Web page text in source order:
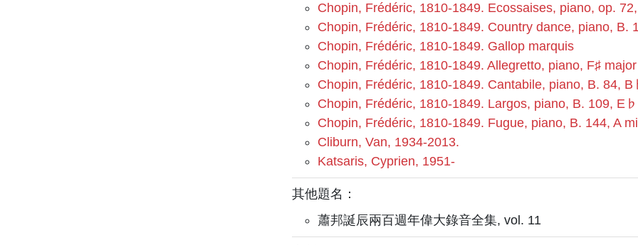
Chopin, Frédéric, 1810-1849. Ecossaises, piano, op.
Chopin, Frédéric, 1810-1849. Country dance, piano, B.
Chopin, Frédéric, 1810-1849. Gallop marquis
Chopin, Frédéric, 1810-1849. Allegretto, piano, F♯ major
Chopin, Frédéric, 1810-1849. Cantabile, piano, B. 84,
Chopin, Frédéric, 1810-1849. Largos, piano, B. 109,
Chopin, Frédéric, 1810-1849. Fugue, piano, B. 144, A
Cliburn, Van, 1934-2013.
Katsaris, Cyprien, 1951-
其他題名：
蕭邦誕辰兩百週年偉大錄音全集, vol. 11